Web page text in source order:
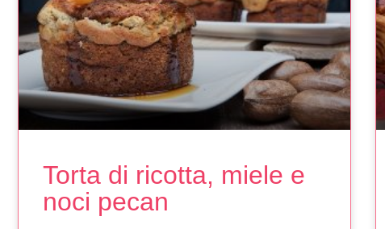
Torta di ricotta, miele e
noci pecan